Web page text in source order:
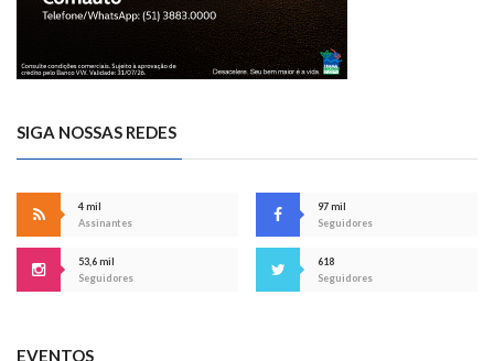
SIGA NOSSAS REDES
4 mil
Assinantes
97 mil
Seguidores
53,6 mil
Seguidores
618
Seguidores
EVENTOS